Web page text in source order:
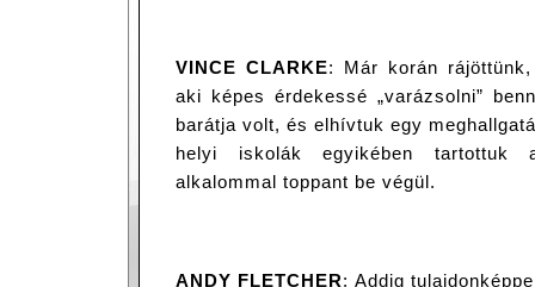
VINCE CLARKE: Már korán
aki képes érdekessé „varázsolni”
barátja volt, és elhívtuk egy
helyi iskolák egyikében tartottuk
alkalommal toppant be végül.
ANDY FLETCHER: Addig